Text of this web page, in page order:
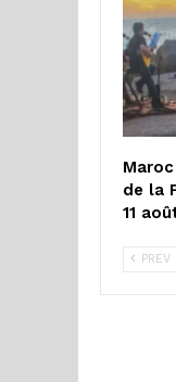
de la
11
PREV